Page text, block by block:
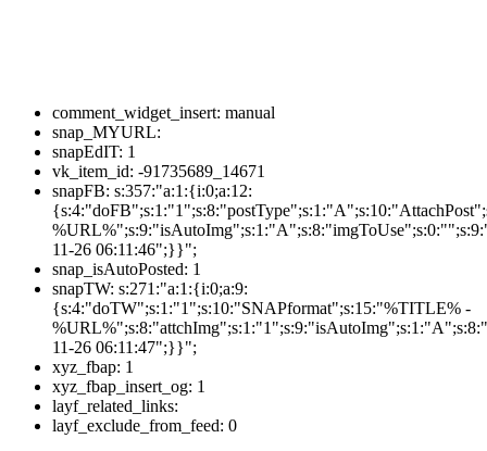
comment_widget_insert: manual
snap_MYURL:
snapEdIT: 1
vk_item_id: -91735689_14671
snapFB: s:357:"a:1:{i:0;a:12:
11-26 06:11:46";}}";
snap_isAutoPosted: 1
snapTW: s:271:"a:1:{i:0;a:9:
{s:4:"doTW";s:1:"1";s:10:"SNAPformat";s:15:"%TITLE% -
11-26 06:11:47";}}";
xyz_fbap: 1
xyz_fbap_insert_og: 1
layf_related_links:
layf_exclude_from_feed: 0